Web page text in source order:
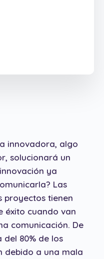
innovadora, algo
solucionará un
ya
Las
proyectos tienen
éxito cuando van
comunicación. De
del 80% de los
debido a una mala